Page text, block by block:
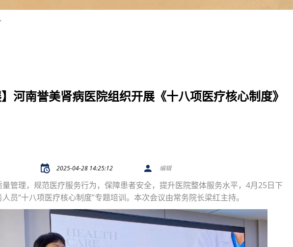
】河南誉美肾病医院组织开展《十八项医疗核心制度》
2025-04-28 14:25:12 编辑
管理，规范医疗服务行为，保障患者安全，提升医院整体服务水平，4月25日下
员“十八项医疗核心制度”专题培训。本次会议由常务院长梁红主持。